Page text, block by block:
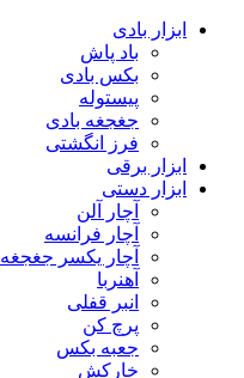
ابزار بادی
باد پاش
بکس بادی
پیستوله
جغجغه بادی
فرز انگشتی
ابزار برقی
ابزار دستی
آچار آلن
آچار فرانسه
آچار یکسر جغجغه
آهنربا
انبر قفلی
پرچ کن
جعبه بکس
خارکش